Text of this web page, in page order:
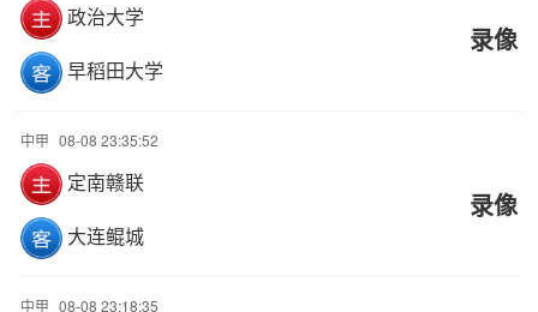
政治大学
早稻田大学
录像
中甲 08-08 23:35:52
定南赣联
大连鲲城
录像
中甲 08-08 23:18:35